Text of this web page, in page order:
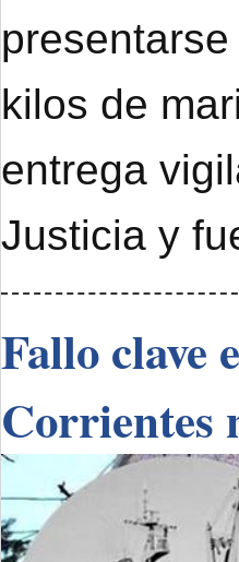
kilos de
entrega
Justicia y
Fallo clave
Corrientes